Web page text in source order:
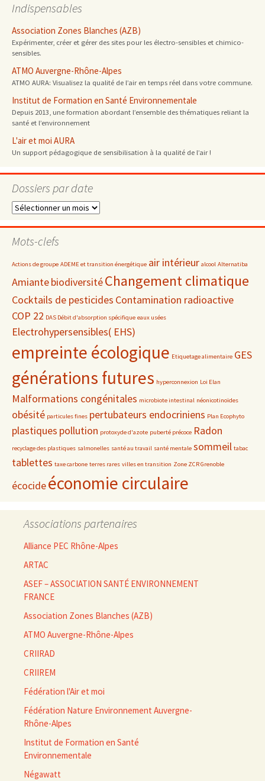
Indispensables
Association Zones Blanches (AZB)
Expérimenter, créer et gérer des sites pour les électro-sensibles et chimico-
sensibles.
ATMO Auvergne-Rhône-Alpes
ATMO AURA: Visualisez la qualité de l’air en temps réel dans votre commune.
Institut de Formation en Santé Environnementale
Depuis 2013, une formation abordant l’ensemble des thématiques reliant la
santé et l’environnement
L'air et moi AURA
Un support pédagogique de sensibilisation à la qualité de l’air !
Dossiers par date
Dossiers
date
Mots-clefs
Actions de groupe ADEME et transition énergétique air intérieur alcool Alternatiba
AmiantebiodiversitéChangement climatique
Cocktails de pesticides Contamination radioactive
COP 22 DAS Débit d'absorption spécifique eaux usées
Electrohypersensibles( EHS)
empreinte écologique Etiquetage alimentaire GES
générations futures hyperconnexion Loi Elan
Malformations congénitales microbiote intestinal néonicotinoïdes
obésité particules fines pertubateurs endocriniens Plan Ecophyto
plastiques pollution protoxyde d'azote puberté précoce Radon
recyclage des plastiques salmonelles santé au travail santé mentale sommeil tabac
tablettes taxe carbone terres rares villes en transition Zone ZCR Grenoble
écocideéconomie circulaire
Associations partenaires
Alliance PEC Rhône-Alpes
ARTAC
ASEF – ASSOCIATION SANTÉ ENVIRONNEMENT
FRANCE
Association Zones Blanches (AZB)
ATMO Auvergne-Rhône-Alpes
CRIIRAD
CRIIREM
Fédération l'Air et moi
Fédération Nature Environnement Auvergne-
Rhône-Alpes
Institut de Formation en Santé
Environnementale
Négawatt